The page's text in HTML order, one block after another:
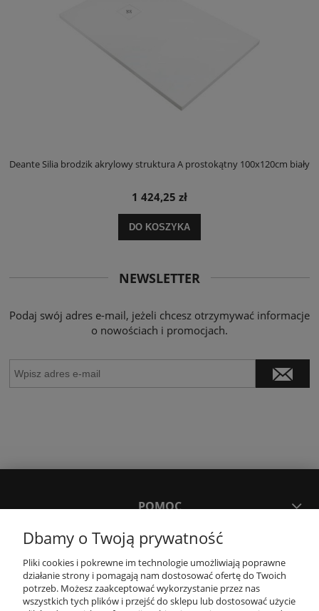
Deante Silia brodzik akrylowy struktura A prostokątny 100x120cm biały
1 424,25 zł
DO KOSZYKA
NEWSLETTER
Podaj swój adres e-mail, jeżeli chcesz otrzymywać informacje
o nowościach i promocjach.
POMOC
MOJE KONTO
PŁATNOŚCI I DOSTAWA
Dbamy o Twoją prywatność
Pliki cookies i pokrewne im technologie umożliwiają poprawne
działanie strony i pomagają nam dostosować ofertę do Twoich
potrzeb. Możesz zaakceptować wykorzystanie przez nas
wszystkich tych plików i przejść do sklepu lub dostosować użycie